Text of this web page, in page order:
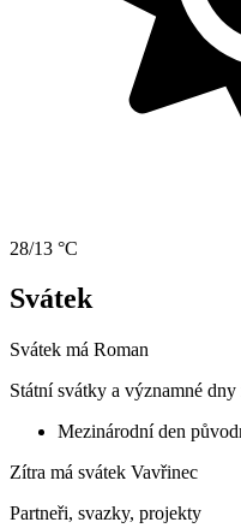
28/13 °C
Svátek
Svátek má Roman
Státní svátky a významné dny
Mezinárodní den
Zítra má svátek Vavřinec
Partneři, svazky, projekty